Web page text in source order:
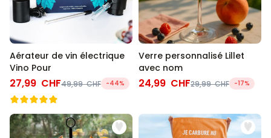
Aérateur de vin électrique
Vino Pour
27,99 CHF49,99 CHF -44%
Verre personnalisé Lillet
avec nom
24,99 CHF29,99 CHF -17%